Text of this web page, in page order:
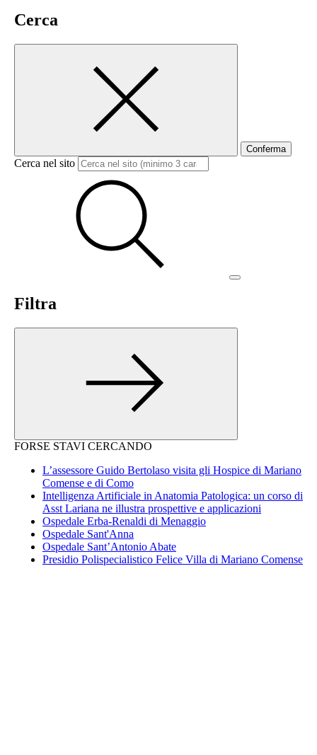
Cerca
Conferma
Cerca nel sito
Filtra
FORSE STAVI CERCANDO
L’assessore Guido Bertolaso visita gli Hospice di Mariano
Comense e di Como
Intelligenza Artificiale in Anatomia Patologica: un corso di
Asst Lariana ne illustra prospettive e applicazioni
Ospedale Erba-Renaldi di Menaggio
Ospedale Sant'Anna
Ospedale Sant’Antonio Abate
Presidio Polispecialistico Felice Villa di Mariano Comense